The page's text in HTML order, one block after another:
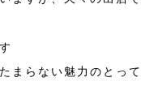
まらない魅力のとって